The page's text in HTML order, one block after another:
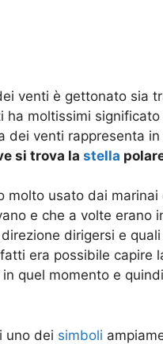
venti è gettonato sia
ha moltissimi
dei venti rappresenta
si trova la stella
molto usato dai
e che a volte erano
dirigersi e
era possibile capire
quel momento e
uno dei simboli